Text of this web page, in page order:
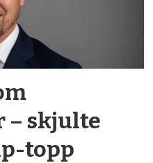
– skjulte
topp